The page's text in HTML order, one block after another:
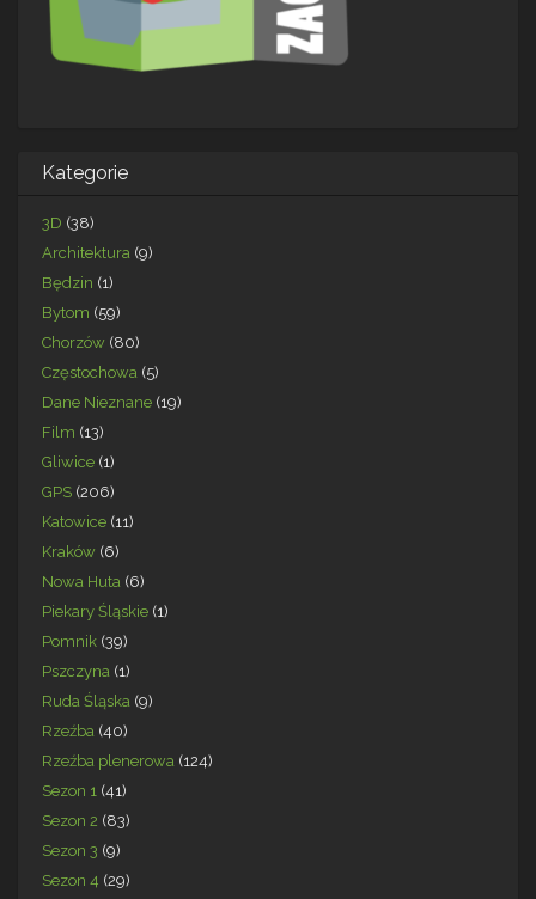
Kategorie
3D (38)
Architektura (9)
Będzin (1)
Bytom (59)
Chorzów (80)
Częstochowa (5)
Dane Nieznane (19)
Film (13)
Gliwice (1)
GPS (206)
Katowice (11)
Kraków (6)
Nowa Huta (6)
Piekary Śląskie (1)
Pomnik (39)
Pszczyna (1)
Ruda Śląska (9)
Rzeźba (40)
Rzeźba plenerowa (124)
Sezon 1 (41)
Sezon 2 (83)
Sezon 3 (9)
Sezon 4 (29)